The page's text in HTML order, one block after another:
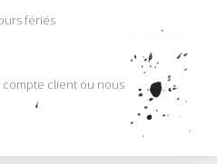
fériés
compte client ou nous